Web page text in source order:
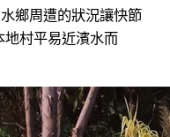
鄉周遭的狀況讓快節
地村平易近濱水而